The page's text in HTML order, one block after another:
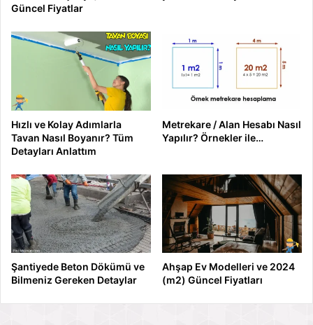
Güncel Fiyatlar
Hızlı ve Kolay Adımlarla
Tavan Nasıl Boyanır? Tüm
Detayları Anlattım
Metrekare / Alan Hesabı Nasıl
Yapılır? Örnekler ile…
Şantiyede Beton Dökümü ve
Bilmeniz Gereken Detaylar
Ahşap Ev Modelleri ve 2024
(m2) Güncel Fiyatları